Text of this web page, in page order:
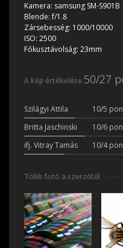
Kamera: samsung SM-S901B
Blende:f/1.8
Zársebesség: 1000/10000
ISO: 2500
Fókusztávolság: 23mm
A kép értékelése 50/27
Szilágyi Attila 10/5
Britta Jaschinski
10/6
ifj. Vitray Tamás
10/4
Több fotó a szerzőtől